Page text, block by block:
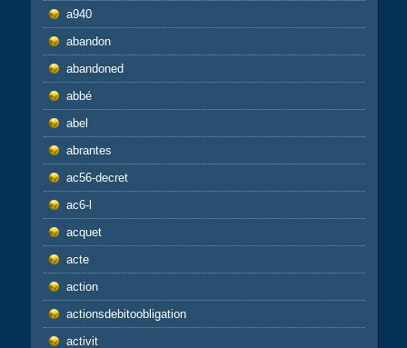
a940
abandon
abandoned
abbé
abel
abrantes
ac56-decret
ac6-l
acquet
acte
action
actionsdebitoobligation
activit